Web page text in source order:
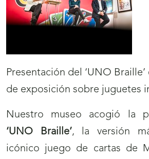
Presentación del ‘UNO
de exposición sobre juguetes
Nuestro museo acogió la
‘UNO Braille’, la versión
icónico juego de cartas de